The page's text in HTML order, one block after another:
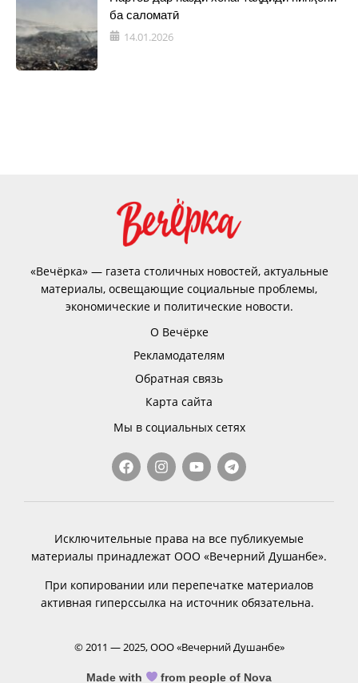
ба саломатӣ
14.01.2026
«Вечёрка» — газета столичных новостей, актуальные
материалы, освещающие социальные проблемы,
экономические и политические новости.
О Вечёрке
Рекламодателям
Обратная связь
Карта сайта
Мы в социальных сетях
Исключительные права на все публикуемые
материалы принадлежат ООО «Вечерний Душанбе».
При копировании или перепечатке материалов
активная гиперссылка на источник обязательна.
© 2011 — 2025, ООО «Вечерний Душанбе»
Made with from people of Nova